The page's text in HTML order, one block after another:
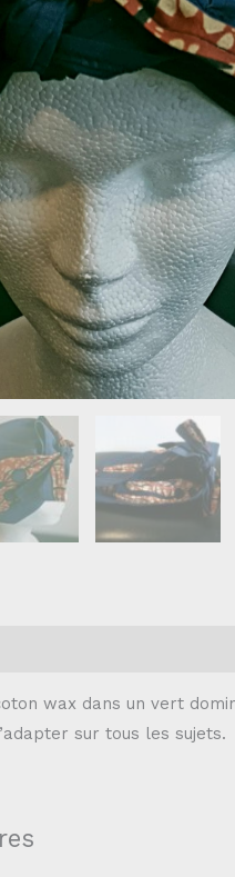
wax dans un vert
sur tous les sujets.